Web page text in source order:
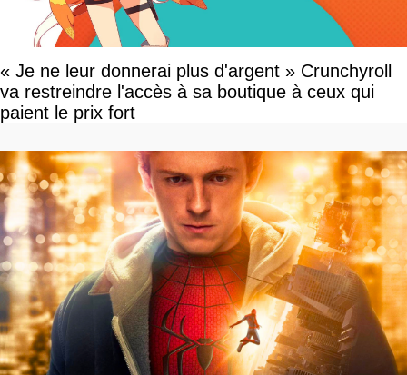
« Je ne leur donnerai plus d'argent » Crunchyroll
va restreindre l'accès à sa boutique à ceux qui
paient le prix fort